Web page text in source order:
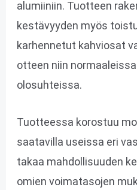
alumiiniin. Tuotteen
kestävyyden myös
karhennetut kahviosat
otteen niin
olosuhteissa.
Tuotteessa korostuu
saatavilla useissa eri
takaa mahdollisuuden
omien voimatasojen